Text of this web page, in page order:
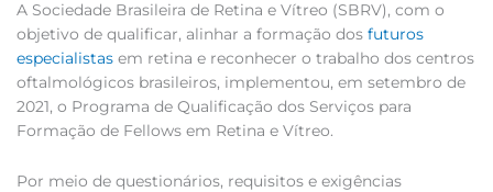
A Sociedade Brasileira de Retina e Vítreo (SBRV), com o
objetivo de qualificar, alinhar a formação dos futuros
especialistas em retina e reconhecer o trabalho dos centros
oftalmológicos brasileiros, implementou, em setembro de
2021, o Programa de Qualificação dos Serviços para
Formação de Fellows em Retina e Vítreo.
Por meio de questionários, requisitos e exigências